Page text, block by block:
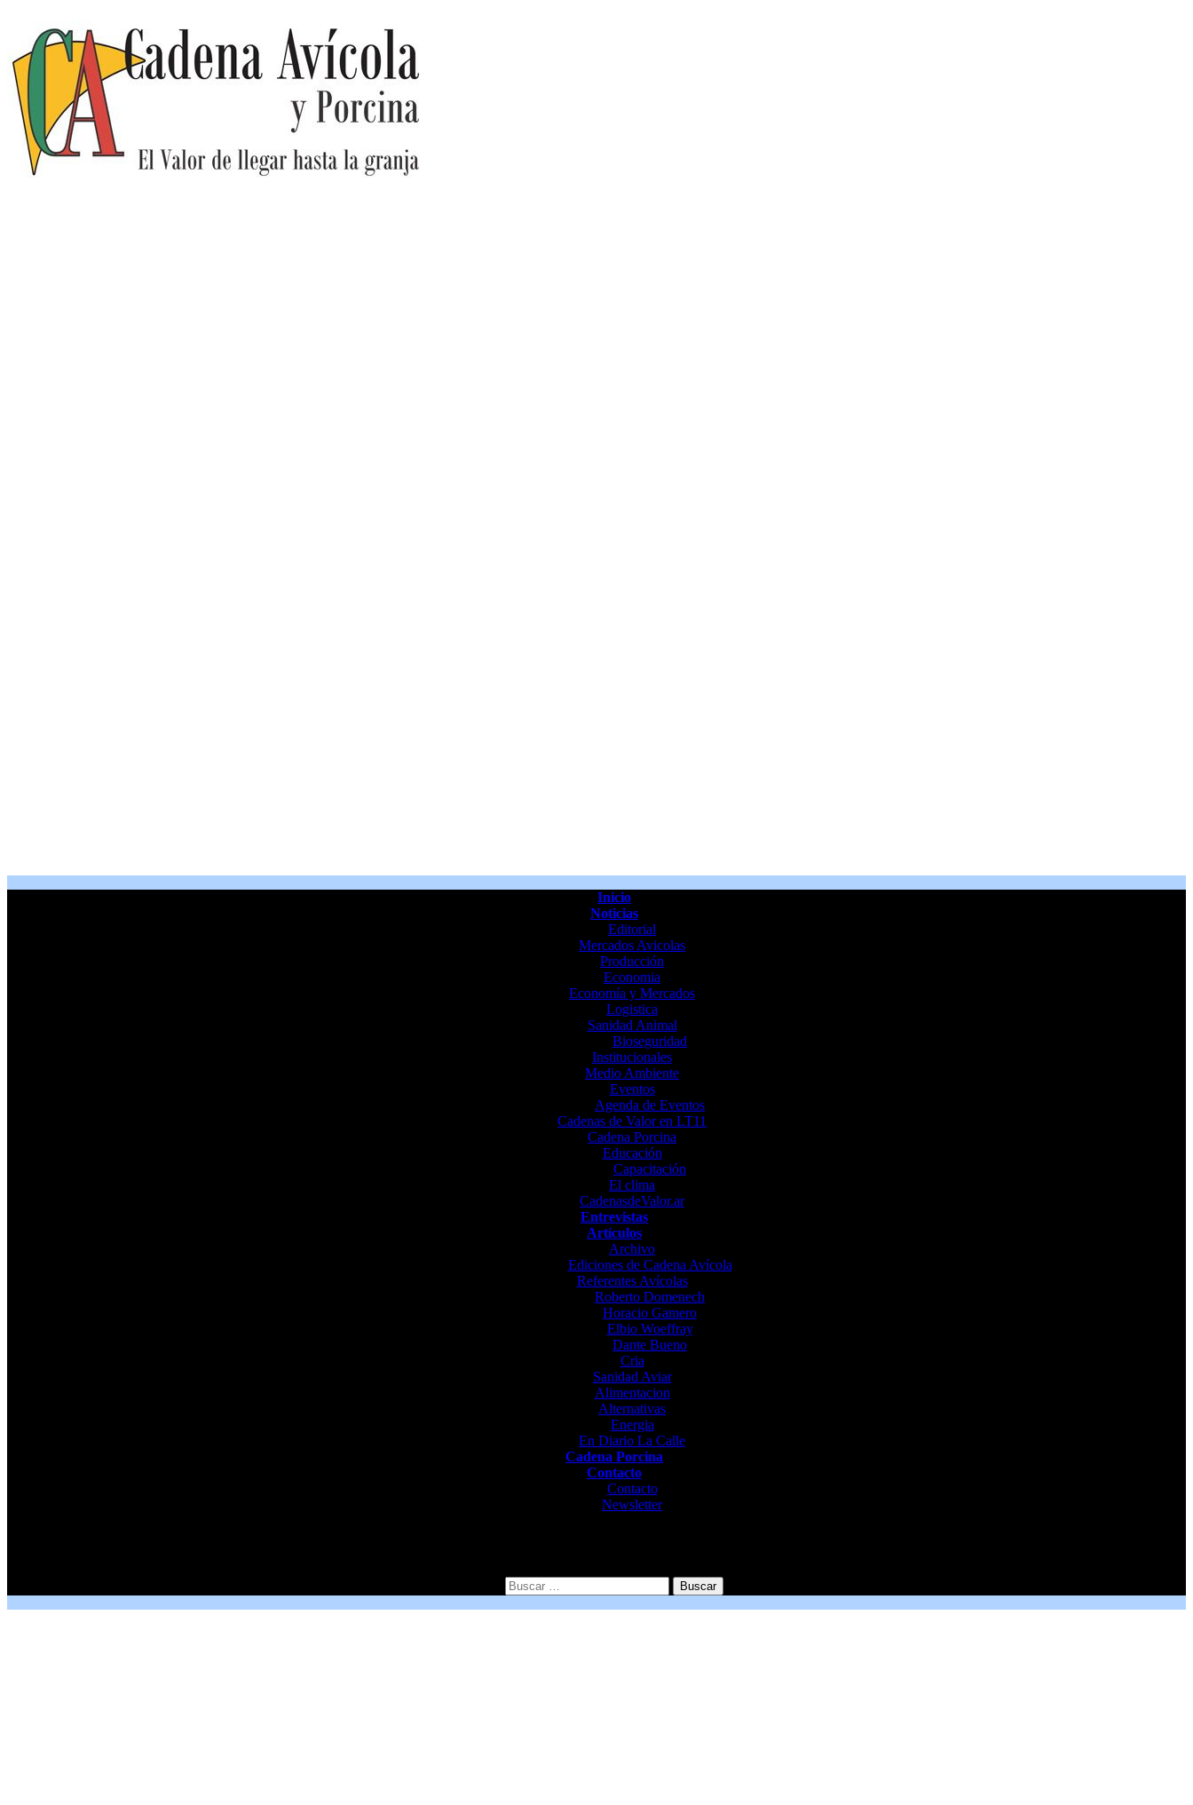
contenido
Inicio
Noticias
Editorial
Mercados Avicolas
Producción
Economia
Economía y Mercados
Logistica
Sanidad Animal
Bioseguridad
Institucionales
Medio Ambiente
Eventos
Agenda de Eventos
Cadenas de Valor en LT11
Cadena Porcina
Educación
Capacitación
El clima
CadenasdeValor.ar
Entrevistas
Artículos
Archivo
Ediciones de Cadena Avícola
Referentes Avícolas
Roberto Domenech
Horacio Gamero
Elbio Woeffray
Dante Bueno
Cria
Sanidad Aviar
Alimentacion
Alternativas
Energia
En Diario La Calle
Cadena Porcina
Contacto
Contacto
Newsletter
Buscar: